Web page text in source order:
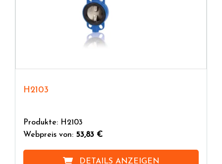
H2103
Produkte: H2103
Webpreis von: 53,83 €
DETAILS ANZEIGEN